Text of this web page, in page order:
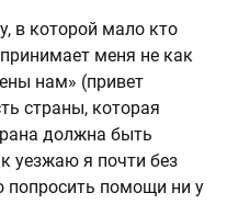
в которой мало кто
меня не как
нам» (привет
страны, которая
должна быть
уезжаю я почти без
попросить помощи ни у